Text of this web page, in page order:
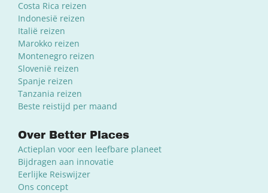
Costa Rica reizen
Indonesië reizen
Italië reizen
Marokko reizen
Montenegro reizen
Slovenië reizen
Spanje reizen
Tanzania reizen
Beste reistijd per maand
Over Better Places
Actieplan voor een leefbare planeet
Bijdragen aan innovatie
Eerlijke Reiswijzer
Ons concept